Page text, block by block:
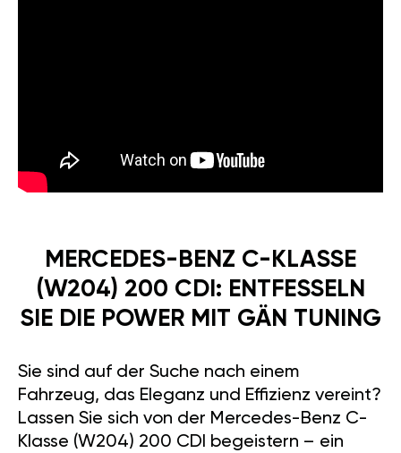
MERCEDES-BENZ C-KLASSE
(W204) 200 CDI: ENTFESSELN
SIE DIE POWER MIT GÄN TUNING
Sie sind auf der Suche nach einem
Fahrzeug, das Eleganz und Effizienz vereint?
Lassen Sie sich von der Mercedes-Benz C-
Klasse (W204) 200 CDI begeistern – ein